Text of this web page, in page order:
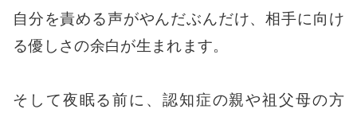
自分を責める声がやんだぶんだけ、相手に向け
る優しさの余白が生まれます。
そして夜眠る前に、認知症の親や祖父母の方